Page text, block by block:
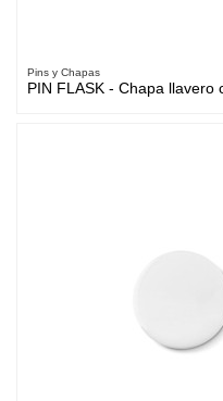
Pins y Chapas
PIN FLASK - Chapa llavero